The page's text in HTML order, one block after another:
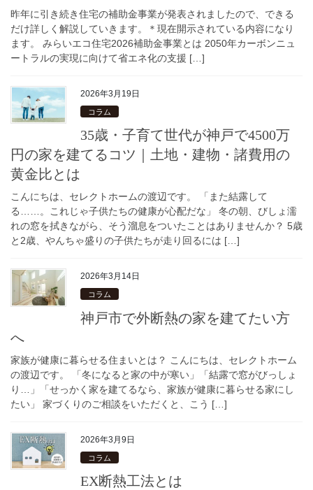
昨年に引き続き住宅の補助金事業が発表されましたので、できる
だけ詳しく解説していきます。＊現在開示されている内容になり
ます。 みらいエコ住宅2026補助金事業とは 2050年カーボンニュ
ートラルの実現に向けて省エネ化の支援 […]
2026年3月19日
コラム
35歳・子育て世代が神戸で4500万
円の家を建てるコツ｜土地・建物・諸費用の
黄金比とは
こんにちは、セレクトホームの渡辺です。 「また結露して
る……。これじゃ子供たちの健康が心配だな」 冬の朝、びしょ濡
れの窓を拭きながら、そう溜息をついたことはありませんか？ 5歳
と2歳、やんちゃ盛りの子供たちが走り回るには […]
2026年3月14日
コラム
神戸市で外断熱の家を建てたい方
へ
家族が健康に暮らせる住まいとは？ こんにちは、セレクトホーム
の渡辺です。 「冬になると家の中が寒い」「結露で窓がびっしょ
り…」「せっかく家を建てるなら、家族が健康に暮らせる家にし
たい」 家づくりのご相談をいただくと、こう […]
2026年3月9日
コラム
EX断熱工法とは